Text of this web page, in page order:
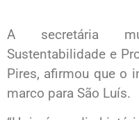
A secretária
Sustentabilidade e
Pires, afirmou que o
marco para São Luís.